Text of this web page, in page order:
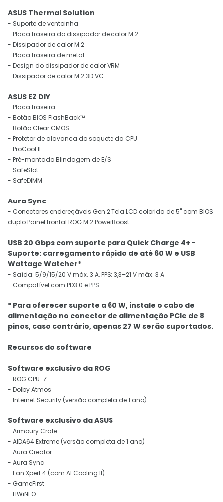
ASUS Thermal Solution
- Suporte de ventoinha
- Placa traseira do dissipador de calor M.2
- Dissipador de calor M.2
- Placa traseira de metal
- Design do dissipador de calor VRM
- Dissipador de calor M.2 3D VC
ASUS EZ DIY
- Placa traseira
- Botão BIOS FlashBack™
- Botão Clear CMOS
- Protetor de alavanca do soquete da CPU
- ProCool II
- Pré-montado Blindagem de E/S
- SafeSlot
- SafeDIMM
Aura Sync
- Conectores endereçáveis ​​Gen 2 Tela LCD colorida de 5" com BIOS
duplo Painel frontal ROG M.2 PowerBoost
USB 20 Gbps com suporte para Quick Charge 4+ -
Suporte: carregamento rápido de até 60 W e USB
Wattage Watcher*
- Saída: 5/9/15/20 V máx. 3 A, PPS: 3,3–21 V máx. 3 A
- Compatível com PD3.0 e PPS
* Para oferecer suporte a 60 W, instale o cabo de
alimentação no conector de alimentação PCIe de 8
pinos, caso contrário, apenas 27 W serão suportados.
Recursos do software
Software exclusivo da ROG
- ROG CPU-Z
- Dolby Atmos
- Internet Security (versão completa de 1 ano)
Software exclusivo da ASUS
- Armoury Crate
- AIDA64 Extreme (versão completa de 1 ano)
- Aura Creator
- Aura Sync
- Fan Xpert 4 (com AI Cooling II)
- GameFirst
- HWiNFO